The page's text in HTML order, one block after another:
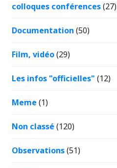
colloques conférences(27)
Documentation (50)
Film, vidéo(29)
Les infos "officielles" (12)
Meme (1)
Non classé (120)
Observations(51)